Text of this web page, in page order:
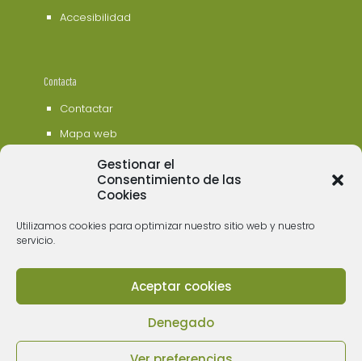
Gestionar el
Consentimiento de las
Cookies
Utilizamos cookies para optimizar nuestro sitio web y nuestro
servicio.
Aceptar cookies
Denegado
Accesibilidad
Contacta
Contactar
Mapa web
© 2006 - 2023 Museos de Tenerife. Todos los
derechos reservados